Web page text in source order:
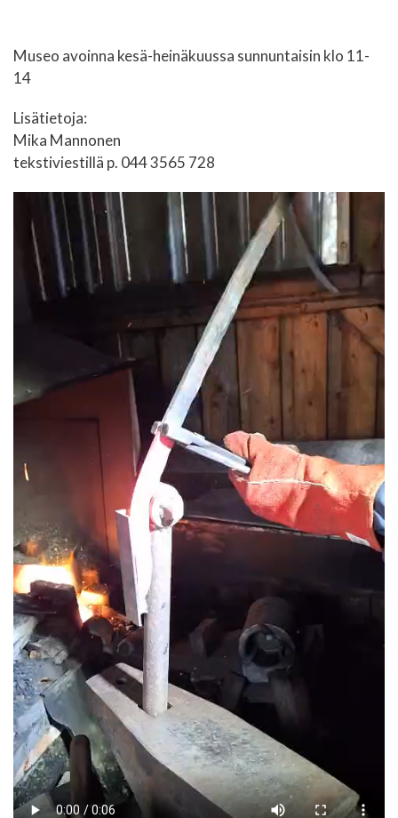
Museo avoinna kesä-heinäkuussa sunnuntaisin klo 11-
14
Lisätietoja:
Mika Mannonen
tekstiviestillä p. 044 3565 728